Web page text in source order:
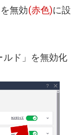
無効(赤色)に設
ド」を無効化